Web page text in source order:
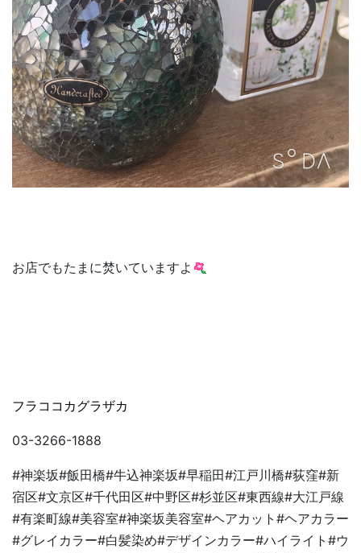
お店でもたまに焚いていますよ
フラココカグラザカ
03-3266-1888
#神楽坂#飯田橋#牛込神楽坂#早稲田#江戸川橋#荻窪#新
宿区#文京区#千代田区#中野区#杉並区#東西線#大江戸線
#有楽町線#美容室#神楽坂美容室#ヘアカット #ヘアカラー
#グレイカラー#白髪染め#デザインカラー#ハイライト #ウ